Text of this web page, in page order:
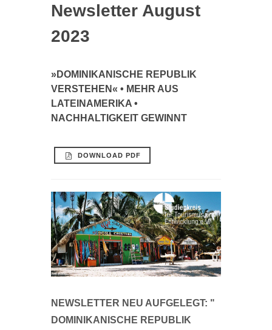
Newsletter August
2023
»DOMINIKANISCHE REPUBLIK
VERSTEHEN« • MEHR AUS
LATEINAMERIKA •
NACHHALTIGKEIT GEWINNT
DOWNLOAD PDF
NEWSLETTER NEU AUFGELEGT: "
DOMINIKANISCHE REPUBLIK